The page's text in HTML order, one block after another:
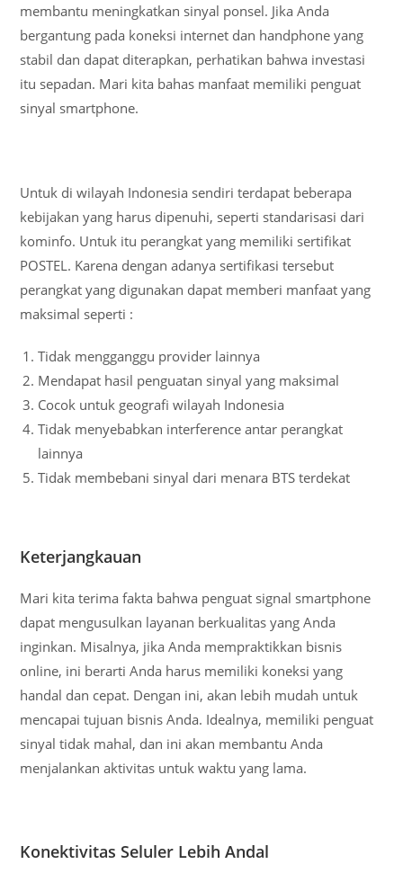
membantu meningkatkan sinyal ponsel. Jika Anda
bergantung pada koneksi internet dan handphone yang
stabil dan dapat diterapkan, perhatikan bahwa investasi
itu sepadan. Mari kita bahas manfaat memiliki penguat
sinyal smartphone.
Untuk di wilayah Indonesia sendiri terdapat beberapa
kebijakan yang harus dipenuhi, seperti standarisasi dari
kominfo. Untuk itu perangkat yang memiliki sertifikat
POSTEL. Karena dengan adanya sertifikasi tersebut
perangkat yang digunakan dapat memberi manfaat yang
maksimal seperti :
Tidak mengganggu provider lainnya
Mendapat hasil penguatan sinyal yang maksimal
Cocok untuk geografi wilayah Indonesia
Tidak menyebabkan interference antar perangkat
lainnya
Tidak membebani sinyal dari menara BTS terdekat
Keterjangkauan
Mari kita terima fakta bahwa penguat signal smartphone
dapat mengusulkan layanan berkualitas yang Anda
inginkan. Misalnya, jika Anda mempraktikkan bisnis
online, ini berarti Anda harus memiliki koneksi yang
handal dan cepat. Dengan ini, akan lebih mudah untuk
mencapai tujuan bisnis Anda. Idealnya, memiliki penguat
sinyal tidak mahal, dan ini akan membantu Anda
menjalankan aktivitas untuk waktu yang lama.
Konektivitas Seluler Lebih Andal